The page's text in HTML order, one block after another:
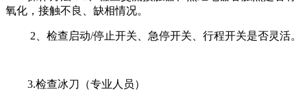
氧化，接触不良、缺相情况。
2、检查启动/停止开关、急停开关、行程开关是否灵活。
3.检查冰刀（专业人员）